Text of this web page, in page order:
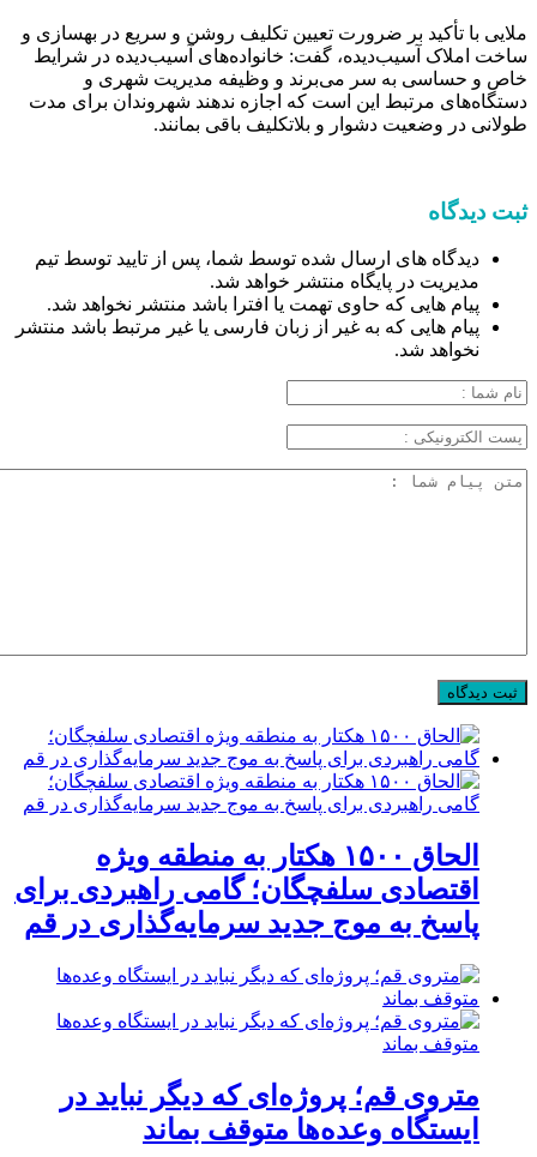
ملایی با تأکید بر ضرورت تعیین تکلیف روشن و سریع در بهسازی و
ساخت املاک آسیب‌دیده، گفت: خانواده‌های آسیب‌دیده در شرایط
خاص و حساسی به سر می‌برند و وظیفه مدیریت شهری و
دستگاه‌های مرتبط این است که اجازه ندهند شهروندان برای مدت
طولانی در وضعیت دشوار و بلاتکلیف باقی بمانند.
ثبت دیدگاه
دیدگاه های ارسال شده توسط شما، پس از تایید توسط تیم
مدیریت در پایگاه منتشر خواهد شد.
پیام هایی که حاوی تهمت یا افترا باشد منتشر نخواهد شد.
پیام هایی که به غیر از زبان فارسی یا غیر مرتبط باشد منتشر
نخواهد شد.
الحاق ۱۵۰۰ هکتار به منطقه ویژه
اقتصادی سلفچگان؛ گامی راهبردی برای
پاسخ به موج جدید سرمایه‌گذاری در قم
متروی قم؛ پروژه‌ای که دیگر نباید در
ایستگاه وعده‌ها متوقف بماند